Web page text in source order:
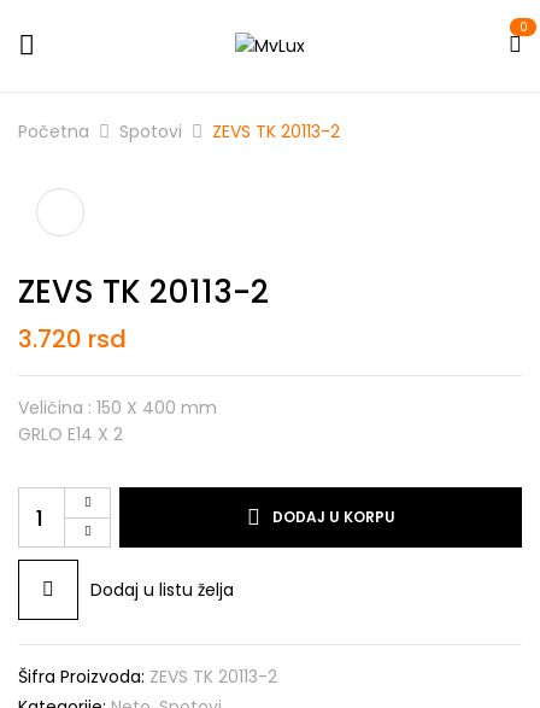
0
Početna Spotovi ZEVS TK 20113-2
ZEVS TK 20113-2
3.720 rsd
Veličina : 150 X 400 mm
GRLO E14 X 2
DODAJ U KORPU
Dodaj u listu želja
Šifra Proizvoda: ZEVS TK 20113-2